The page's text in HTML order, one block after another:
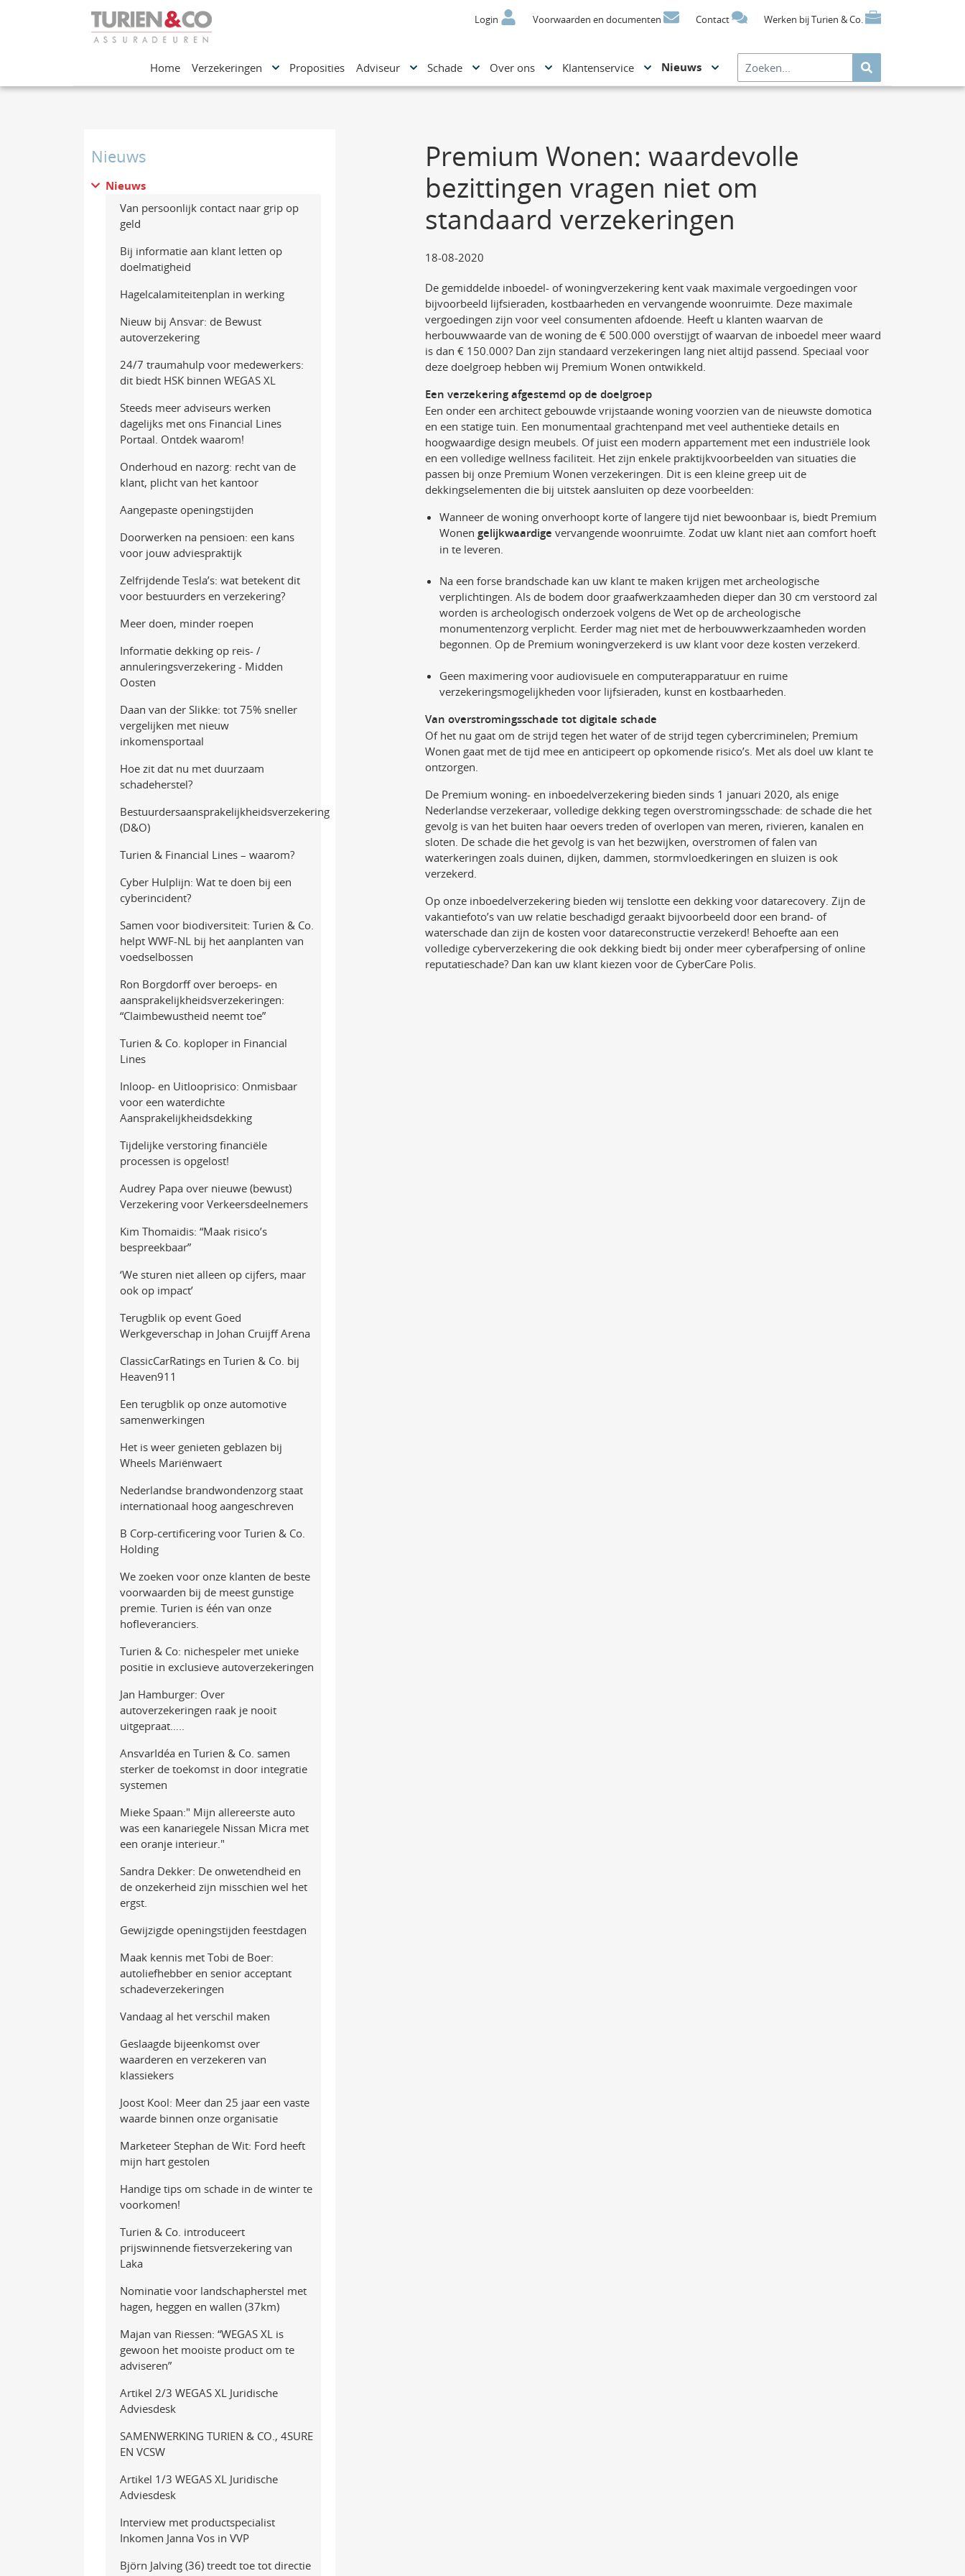
Home Verzekeringen Proposities Adviseur Schade Over ons Klantenservice Nieuws
Login Voorwaarden en documenten Contact Werken bij Turien & Co.
Premium Wonen: waardevolle
bezittingen vragen niet om
standaard verzekeringen
18-08-2020
De gemiddelde inboedel- of woningverzekering kent vaak maximale vergoedingen voor
bijvoorbeeld lijfsieraden, kostbaarheden en vervangende woonruimte. Deze maximale
vergoedingen zijn voor veel consumenten afdoende. Heeft u klanten waarvan de
herbouwwaarde van de woning de € 500.000 overstijgt of waarvan de inboedel meer waard
is dan € 150.000? Dan zijn standaard verzekeringen lang niet altijd passend. Speciaal voor
deze doelgroep hebben wij Premium Wonen ontwikkeld.
Een verzekering afgestemd op de doelgroep
Een onder een architect gebouwde vrijstaande woning voorzien van de nieuwste domotica
en een statige tuin. Een monumentaal grachtenpand met veel authentieke details en
hoogwaardige design meubels. Of juist een modern appartement met een industriële look
en een volledige wellness faciliteit. Het zijn enkele praktijkvoorbeelden van situaties die
passen bij onze Premium Wonen verzekeringen. Dit is een kleine greep uit de
dekkingselementen die bij uitstek aansluiten op deze voorbeelden:
Wanneer de woning onverhoopt korte of langere tijd niet bewoonbaar is, biedt Premium
Wonen gelijkwaardige vervangende woonruimte. Zodat uw klant niet aan comfort hoeft
in te leveren.
Na een forse brandschade kan uw klant te maken krijgen met archeologische
verplichtingen. Als de bodem door graafwerkzaamheden dieper dan 30 cm verstoord zal
worden is archeologisch onderzoek volgens de Wet op de archeologische
monumentenzorg verplicht. Eerder mag niet met de herbouwwerkzaamheden worden
begonnen. Op de Premium woningverzekerd is uw klant voor deze kosten verzekerd.
Geen maximering voor audiovisuele en computerapparatuur en ruime
verzekeringsmogelijkheden voor lijfsieraden, kunst en kostbaarheden.
Van overstromingsschade tot digitale schade
Of het nu gaat om de strijd tegen het water of de strijd tegen cybercriminelen; Premium
Wonen gaat met de tijd mee en anticipeert op opkomende risico’s. Met als doel uw klant te
ontzorgen.
De Premium woning- en inboedelverzekering bieden sinds 1 januari 2020, als enige
Nederlandse verzekeraar, volledige dekking tegen overstromingsschade: de schade die het
gevolg is van het buiten haar oevers treden of overlopen van meren, rivieren, kanalen en
sloten. De schade die het gevolg is van het bezwijken, overstromen of falen van
waterkeringen zoals duinen, dijken, dammen, stormvloedkeringen en sluizen is ook
verzekerd.
Op onze inboedelverzekering bieden wij tenslotte een dekking voor datarecovery. Zijn de
vakantiefoto’s van uw relatie beschadigd geraakt bijvoorbeeld door een brand- of
waterschade dan zijn de kosten voor datareconstructie verzekerd! Behoefte aan een
volledige cyberverzekering die ook dekking biedt bij onder meer cyberafpersing of online
reputatieschade? Dan kan uw klant kiezen voor de CyberCare Polis.
Nieuws
Nieuws
Van persoonlijk contact naar grip op
geld
Bij informatie aan klant letten op
doelmatigheid
Hagelcalamiteitenplan in werking
Nieuw bij Ansvar: de Bewust
autoverzekering
24/7 traumahulp voor medewerkers:
dit biedt HSK binnen WEGAS XL
Steeds meer adviseurs werken
dagelijks met ons Financial Lines
Portaal. Ontdek waarom!
Onderhoud en nazorg: recht van de
klant, plicht van het kantoor
Aangepaste openingstijden
Doorwerken na pensioen: een kans
voor jouw adviespraktijk
Zelfrijdende Tesla’s: wat betekent dit
voor bestuurders en verzekering?
Meer doen, minder roepen
Informatie dekking op reis- /
annuleringsverzekering - Midden
Oosten
Daan van der Slikke: tot 75% sneller
vergelijken met nieuw
inkomensportaal
Hoe zit dat nu met duurzaam
schadeherstel?
Bestuurdersaansprakelijkheidsverzekering
(D&O)
Turien & Financial Lines – waarom?
Cyber Hulplijn: Wat te doen bij een
cyberincident?
Samen voor biodiversiteit: Turien & Co.
helpt WWF-NL bij het aanplanten van
voedselbossen
Ron Borgdorff over beroeps- en
aansprakelijkheidsverzekeringen:
“Claimbewustheid neemt toe”
Turien & Co. koploper in Financial
Lines
Inloop- en Uitlooprisico: Onmisbaar
voor een waterdichte
Aansprakelijkheidsdekking
Tijdelijke verstoring financiële
processen is opgelost!
Audrey Papa over nieuwe (bewust)
Verzekering voor Verkeersdeelnemers
Kim Thomaidis: “Maak risico’s
bespreekbaar”
‘We sturen niet alleen op cijfers, maar
ook op impact’
Terugblik op event Goed
Werkgeverschap in Johan Cruijff Arena
ClassicCarRatings en Turien & Co. bij
Heaven911
Een terugblik op onze automotive
samenwerkingen
Het is weer genieten geblazen bij
Wheels Mariënwaert
Nederlandse brandwondenzorg staat
internationaal hoog aangeschreven
B Corp-certificering voor Turien & Co.
Holding
We zoeken voor onze klanten de beste
voorwaarden bij de meest gunstige
premie. Turien is één van onze
hofleveranciers.
Turien & Co: nichespeler met unieke
positie in exclusieve autoverzekeringen
Jan Hamburger: Over
autoverzekeringen raak je nooit
uitgepraat…..
AnsvarIdéa en Turien & Co. samen
sterker de toekomst in door integratie
systemen
Mieke Spaan:" Mijn allereerste auto
was een kanariegele Nissan Micra met
een oranje interieur."
Sandra Dekker: De onwetendheid en
de onzekerheid zijn misschien wel het
ergst.
Gewijzigde openingstijden feestdagen
Maak kennis met Tobi de Boer:
autoliefhebber en senior acceptant
schadeverzekeringen
Vandaag al het verschil maken
Geslaagde bijeenkomst over
waarderen en verzekeren van
klassiekers
Joost Kool: Meer dan 25 jaar een vaste
waarde binnen onze organisatie
Marketeer Stephan de Wit: Ford heeft
mijn hart gestolen
Handige tips om schade in de winter te
voorkomen!
Turien & Co. introduceert
prijswinnende fietsverzekering van
Laka
Nominatie voor landschapherstel met
hagen, heggen en wallen (37km)
Majan van Riessen: “WEGAS XL is
gewoon het mooiste product om te
adviseren”
Artikel 2/3 WEGAS XL Juridische
Adviesdesk
SAMENWERKING TURIEN & CO., 4SURE
EN VCSW
Artikel 1/3 WEGAS XL Juridische
Adviesdesk
Interview met productspecialist
Inkomen Janna Vos in VVP
Björn Jalving (36) treedt toe tot directie